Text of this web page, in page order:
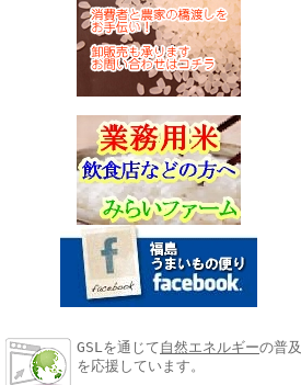
GSLを通じて自然エネルギーの普及
を応援しています。